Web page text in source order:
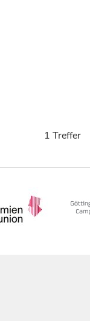
1 Treffer